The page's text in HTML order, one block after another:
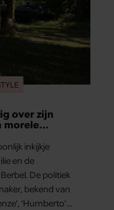
over zijn
morele
inkijkje
en de
De politiek
bekend van
‘Humberto’